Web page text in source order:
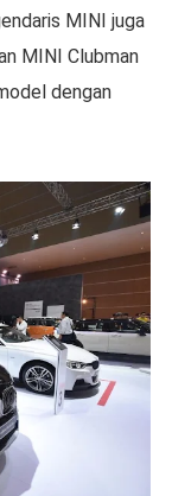
MINI juga
MINI Clubman
dengan